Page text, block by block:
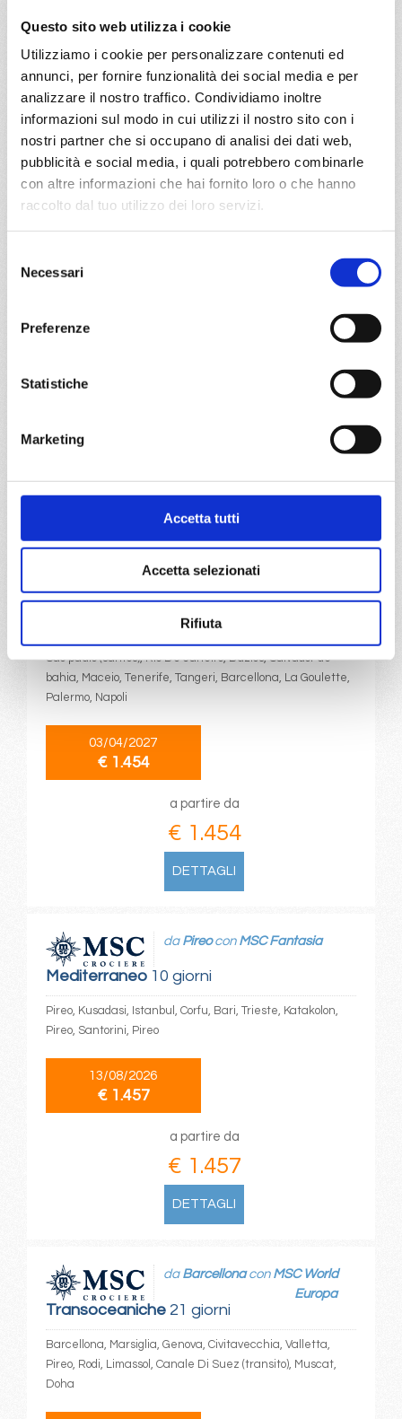
Questo sito web utilizza i cookie
Utilizziamo i cookie per personalizzare contenuti ed
annunci, per fornire funzionalità dei social media e per
analizzare il nostro traffico. Condividiamo inoltre
informazioni sul modo in cui utilizzi il nostro sito con i
nostri partner che si occupano di analisi dei dati web,
pubblicità e social media, i quali potrebbero combinarle
con altre informazioni che hai fornito loro o che hanno
raccolto dal tuo utilizzo dei loro servizi.
delNecessari
Preferenze
Statistiche
Marketing
Accetta tutti
Accetta selezionati
Rifiuta
€ 1.457
a partire da
€ 1.347
DETTAGLI
daFort De France
Fort De France, Pointe-à-pitre, St. John S, Philipsburg,
Castries, Bridgetown, Ketchikan, Svartisen glacier, Fort
€ 1.448
DETTAGLI
22 giorni
daSao paulo (santos)conMSC
Sao paulo (santos), Rio De Janeiro, Buzios, Salvador de
bahia, Maceio, Tenerife, Tangeri, Barcellona, La Goulette,
Palermo, Napoli
03/04/2027
€ 1.454
a partire da
€ 1.454
DETTAGLI
Mediterraneo10 giorni
da Pireocon MSC Fantasia
Pireo, Kusadasi, Istanbul, Corfu, Bari, Trieste, Katakolon,
Pireo, Santorini, Pireo
13/08/2026
€ 1.457
a partire da
€ 1.457
DETTAGLI
Transoceaniche21 giorni
da Barcellonacon MSC World
Europa
Barcellona, Marsiglia, Genova, Civitavecchia, Valletta,
Pireo, Rodi, Limassol, Canale Di Suez (transito), Muscat,
Doha